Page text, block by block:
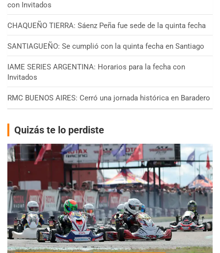
con Invitados
CHAQUEÑO TIERRA: Sáenz Peña fue sede de la quinta fecha
SANTIAGUEÑO: Se cumplió con la quinta fecha en Santiago
IAME SERIES ARGENTINA: Horarios para la fecha con
Invitados
RMC BUENOS AIRES: Cerró una jornada histórica en Baradero
Quizás te lo perdiste